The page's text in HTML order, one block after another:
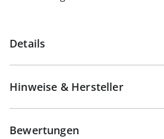
Details
Hinweise & Hersteller
Bewertungen